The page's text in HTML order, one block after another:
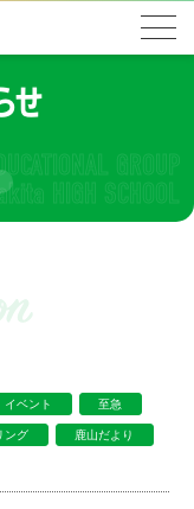
せ
イベント 至急
ング 鹿山だより